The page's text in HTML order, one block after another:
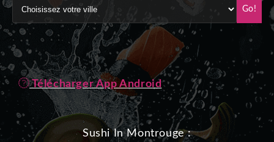
Go!
Télécharger App Android
Sushi In Montrouge :